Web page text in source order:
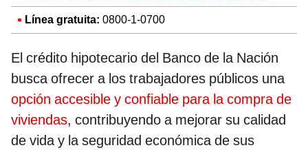
Línea gratuita: 0800-1-0700
El crédito hipotecario del Banco de la Nación
busca ofrecer a los trabajadores públicos una
opción accesible y confiable para la compra de
viviendas, contribuyendo a mejorar su calidad
de vida y la seguridad económica de sus